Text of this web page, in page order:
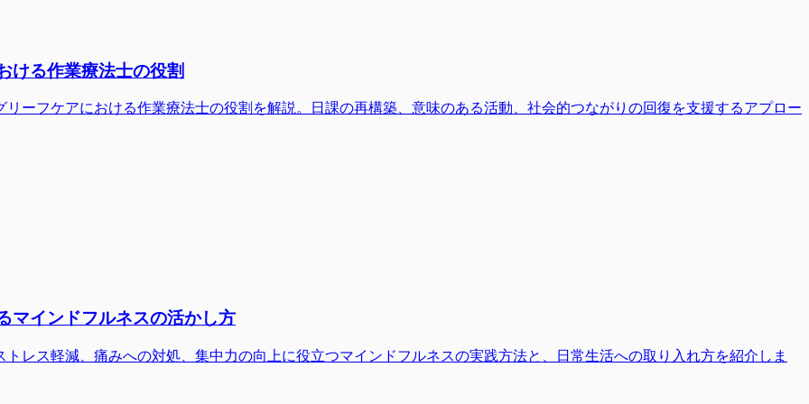
ける作業療法士の役割
ーフケアにおける作業療法士の役割を解説。日課の再構築、意味のある活動、社会的つながりの回復を支援するアプロー
マインドフルネスの活かし方
レス軽減、痛みへの対処、集中力の向上に役立つマインドフルネスの実践方法と、日常生活への取り入れ方を紹介しま